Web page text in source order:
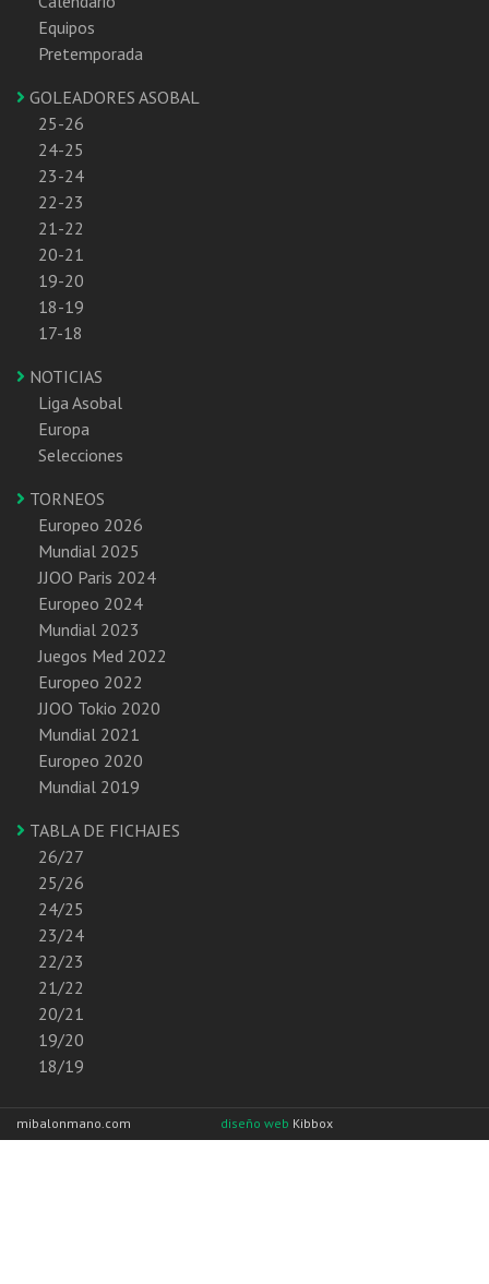
Equipos
Pretemporada
GOLEADORES ASOBAL
25-26
24-25
23-24
22-23
21-22
20-21
19-20
18-19
17-18
NOTICIAS
Liga Asobal
Europa
Selecciones
TORNEOS
Europeo 2026
Mundial 2025
JJOO Paris 2024
Europeo 2024
Mundial 2023
Juegos Med 2022
Europeo 2022
JJOO Tokio 2020
Mundial 2021
Europeo 2020
Mundial 2019
TABLA DE FICHAJES
26/27
25/26
24/25
23/24
22/23
21/22
20/21
19/20
18/19
mibalonmano.com diseño web Kibbox